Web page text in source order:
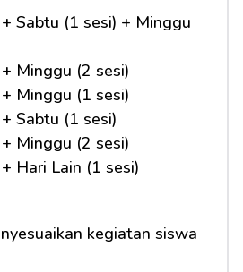
Sabtu (1 sesi) + Minggu
Minggu (2 sesi)
Minggu (1 sesi)
Sabtu (1 sesi)
Minggu (2 sesi)
Hari Lain (1 sesi)
kegiatan siswa